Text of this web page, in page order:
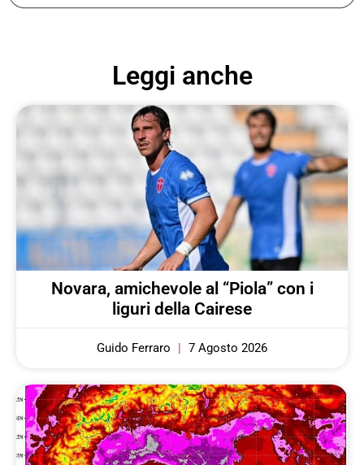
Leggi anche
Novara, amichevole al “Piola” con i
liguri della Cairese
Guido Ferraro 7 Agosto 2026